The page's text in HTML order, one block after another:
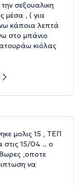
σεξουαλικη
μέσα , ( για
κάποια λεπτά
στο μπάνιο
κιόλας
μολις 15 , ΤΕΠ
στις 15/04 .. ο
,οποτε
να